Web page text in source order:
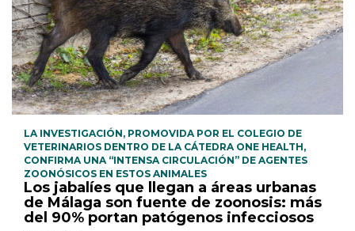
LA INVESTIGACIÓN, PROMOVIDA POR EL COLEGIO DE
VETERINARIOS DENTRO DE LA CÁTEDRA ONE HEALTH,
CONFIRMA UNA “INTENSA CIRCULACIÓN” DE AGENTES
ZOONÓSICOS EN ESTOS ANIMALES
Los jabalíes que llegan a áreas urbanas
de Málaga son fuente de zoonosis: más
del 90% portan patógenos infecciosos